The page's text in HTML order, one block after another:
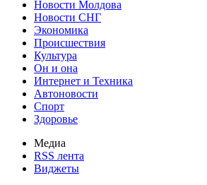
Новости Молдова
Новости СНГ
Экономика
Происшествия
Культура
Он и она
Интернет и Техника
Автоновости
Спорт
Здоровье
Медиа
RSS лента
Виджеты